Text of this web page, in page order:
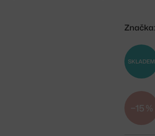
Značka:
SKLADEM
−15 %